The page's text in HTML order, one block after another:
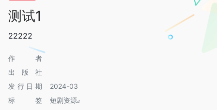
测试1
22222
作者
出版社
发行日期
2024-03
标签
短剧资源